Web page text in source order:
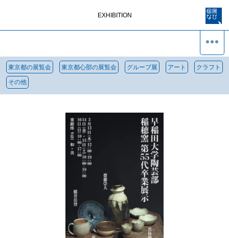
EXHIBITION
東京都の展覧会 東京都心部の展覧会 グループ展 アート クラフト
その他